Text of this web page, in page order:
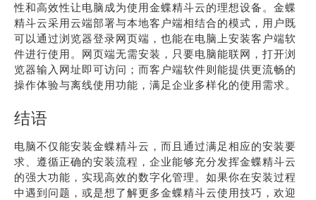
性和高效性让电脑成为使用金蝶精斗云的理想设备。金蝶
精斗云采用云端部署与本地客户端相结合的模式，用户既
可以通过浏览器登录网页端，也能在电脑上安装客户端软
件进行使用。网页端无需安装，只要电脑能联网，打开浏
览器输入网址即可访问；而客户端软件则能提供更流畅的
操作体验与离线使用功能，满足企业多样化的使用需求。
结语
电脑不仅能安装金蝶精斗云，而且通过满足相应的安装要
求、遵循正确的安装流程，企业能够充分发挥金蝶精斗云
的强大功能，实现高效的数字化管理。如果你在安装过程
中遇到问题，或是想了解更多金蝶精斗云使用技巧，欢迎